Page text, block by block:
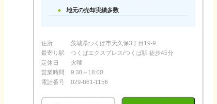
地元の売却実績多数
住所
茨城県つくば市天久保3丁目19-9
最寄り駅
つくばエクスプレス/つくば駅 徒歩45分
定休日
火曜
営業時間
9:30～18:00
電話番号
029-861-1156